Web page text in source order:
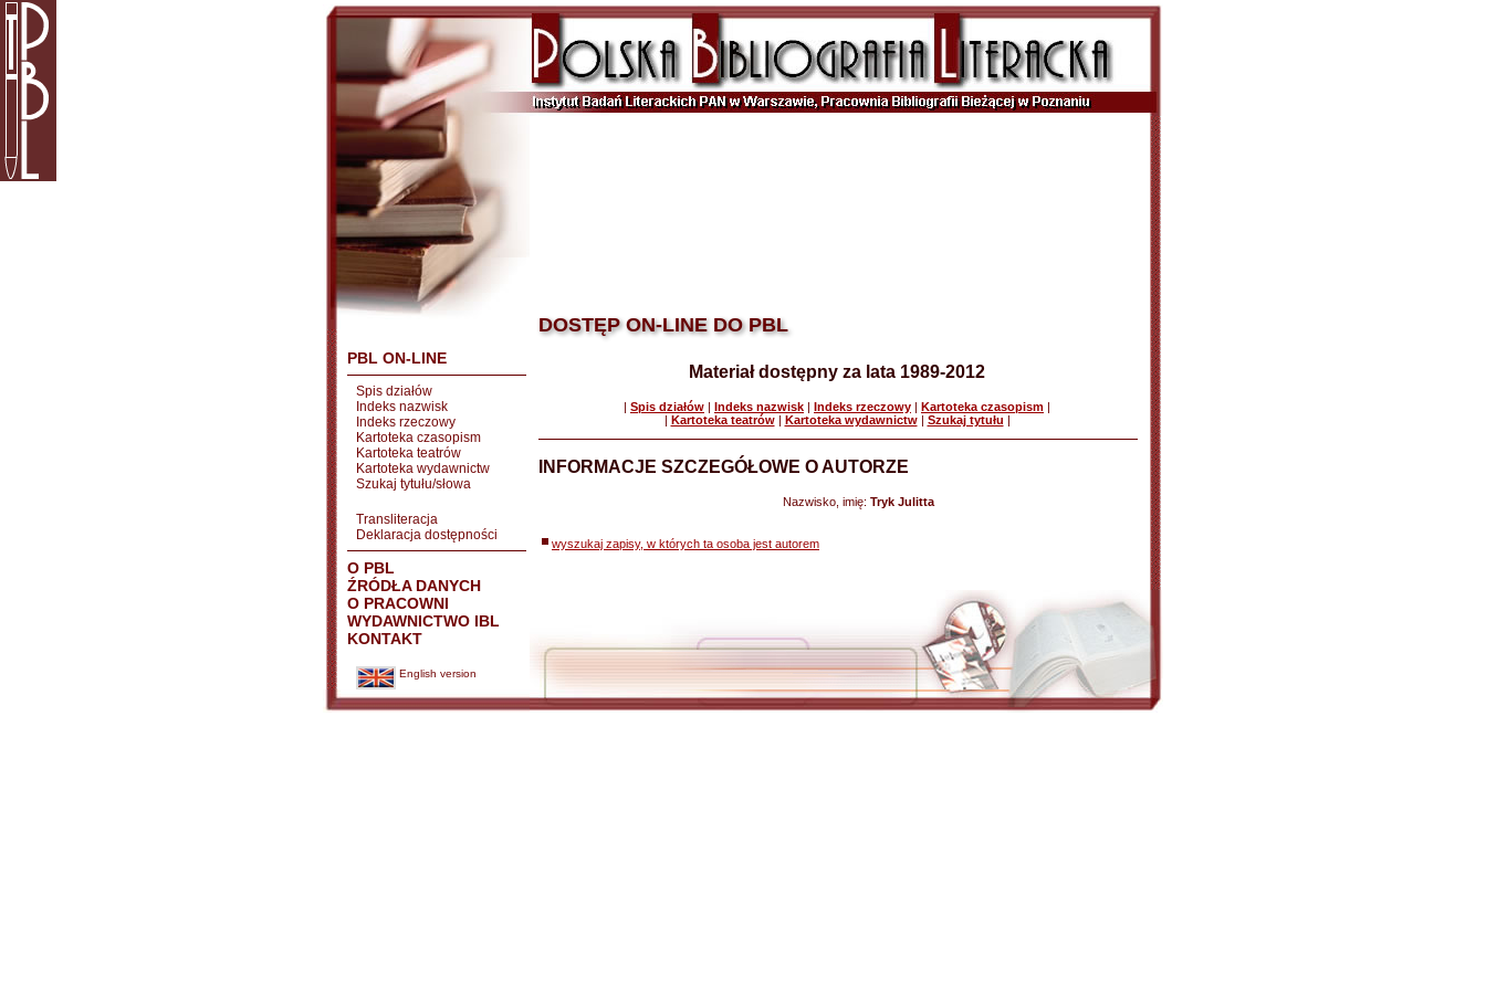
PBL ON-LINE
Spis działów
Indeks nazwisk
Indeks rzeczowy
Kartoteka czasopism
Kartoteka teatrów
Kartoteka wydawnictw
Szukaj tytułu/słowa
Transliteracja
Deklaracja dostępności
O PBL
ŹRÓDŁA DANYCH
O PRACOWNI
WYDAWNICTWO IBL
KONTAKT
English version
DOSTĘP ON-LINE DO PBL
Materiał dostępny za lata 1989-2012
| Spis działów | Indeks nazwisk | Indeks rzeczowy | Kartoteka czasopism |
| Kartoteka teatrów| Kartoteka wydawnictw| Szukaj tytułu |
INFORMACJE SZCZEGÓŁOWE O AUTORZE
Nazwisko, imię: Tryk Julitta
wyszukaj zapisy, w których ta osoba jest autorem